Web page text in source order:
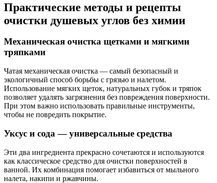
Практические методы и рецепты
очистки душевых углов без химии
Механическая очистка щетками и мягкими
тряпками
Чатая механическая очистка — самый безопасный и
экологичный способ борьбы с грязью и налетом.
Использование мягких щеток, натуральных губок и тряпок
позволяет удалять загрязнения без повреждения поверхности.
При этом важно использовать правильные инструменты,
чтобы не повредить покрытие.
Уксус и сода — универсальные средства
Эти два ингредиента прекрасно сочетаются и используются
как классическое средство для очистки поверхностей в
ванной. Их комбинация помогает избавиться от мыльного
налета, накипи и ржавчины.